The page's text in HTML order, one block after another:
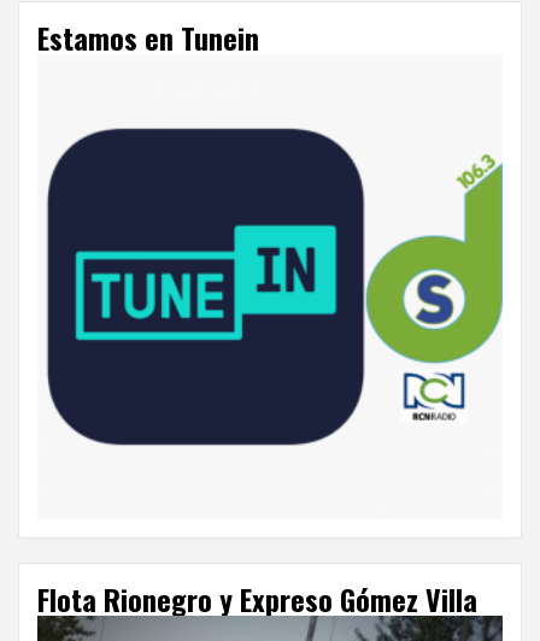
Estamos en Tunein
Flota Rionegro y Expreso Gómez Villa